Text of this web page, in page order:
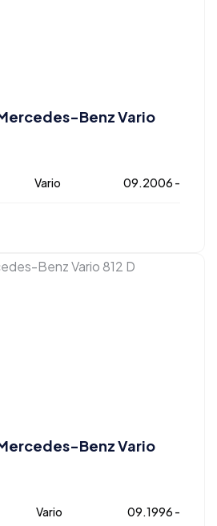
Benz Vario
Vario 09.2006 -
Benz Vario
Vario 09.1996 -